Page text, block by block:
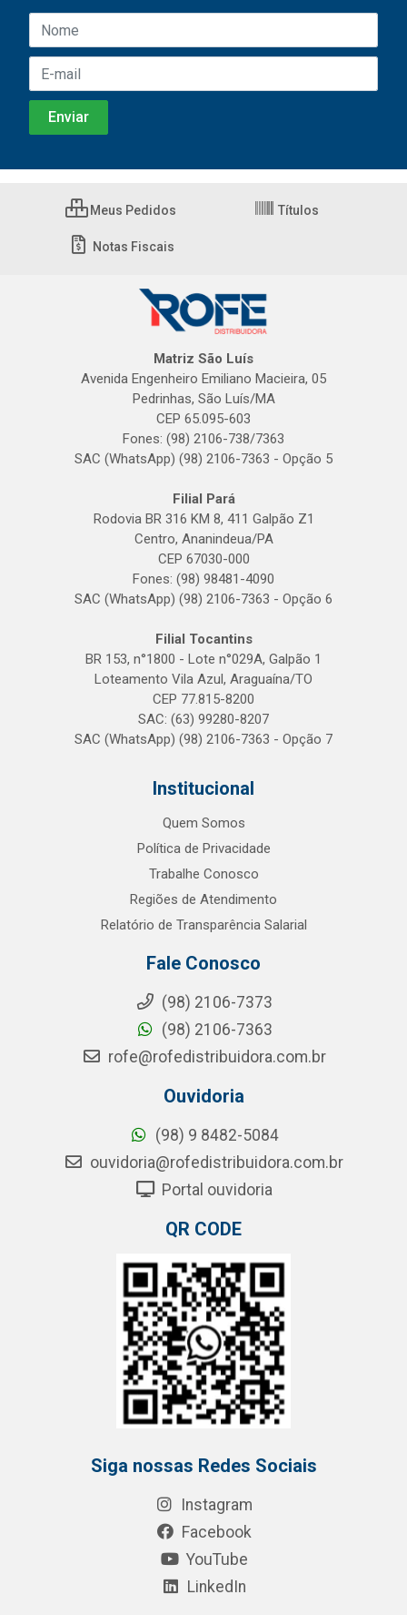
Meus Pedidos Títulos
Notas Fiscais
Matriz São Luís
Avenida Engenheiro Emiliano Macieira, 05
Pedrinhas, São Luís/MA
CEP 65.095-603
Fones: (98) 2106-738/7363
SAC (WhatsApp) (98) 2106-7363 - Opção 5
Filial Pará
Rodovia BR 316 KM 8, 411 Galpão Z1
Centro, Ananindeua/PA
CEP 67030-000
Fones: (98) 98481-4090
SAC (WhatsApp) (98) 2106-7363 - Opção 6
Filial Tocantins
BR 153, n°1800 - Lote n°029A, Galpão 1
Loteamento Vila Azul, Araguaína/TO
CEP 77.815-8200
SAC: (63) 99280-8207
SAC (WhatsApp) (98) 2106-7363 - Opção 7
Institucional
Quem Somos
Política de Privacidade
Trabalhe Conosco
Regiões de Atendimento
Relatório de Transparência Salarial
Fale Conosco
(98) 2106-7373
(98) 2106-7363
rofe@rofedistribuidora.com.br
Ouvidoria
(98) 9 8482-5084
ouvidoria@rofedistribuidora.com.br
Portal ouvidoria
QR CODE
Siga nossas Redes Sociais
Instagram
Facebook
YouTube
LinkedIn